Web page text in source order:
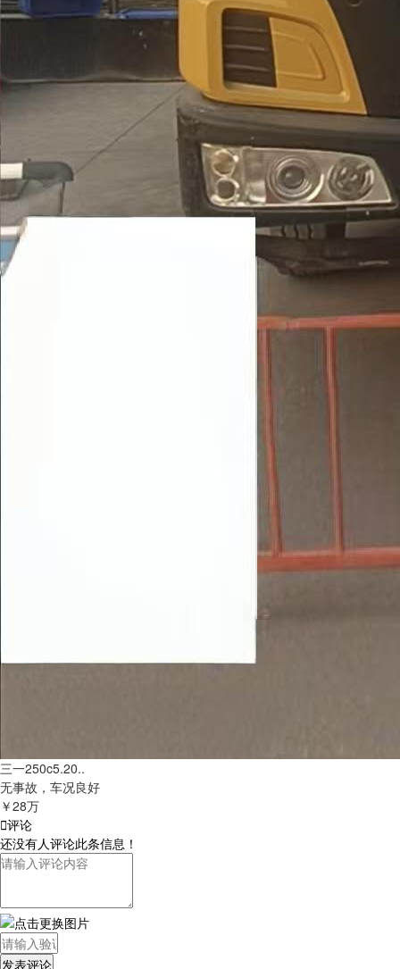
三一250c5.20..
无事故，车况良好
￥28万
评论
还没有人评论此条信息！